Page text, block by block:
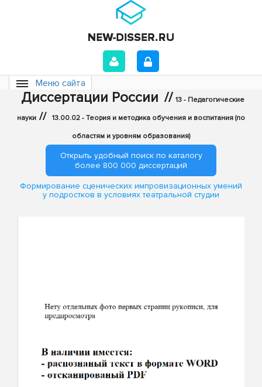
Меню сайта
Диссертации России // 13 - Педагогические
науки // 13.00.02 - Теория и методика обучения и воспитания (по
областям и уровням образования)
Открыть удобный поиск по каталогу
более 800 000 диссертаций
Формирование сценических импровизационных умений
у подростков в условиях театральной студии